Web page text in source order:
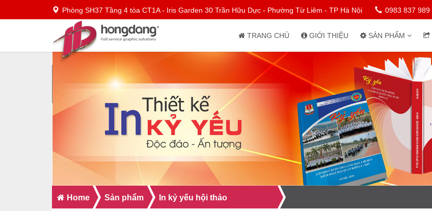
Phòng SH37 Tầng 4 tòa CT1A - Iris Garden 30 Trần Hữu Dực - Phường Từ Liêm - TP Hà Nội 0983 837 989
TRANG CHỦ GIỚI THIỆU SẢN PHẨM
Home Sản phẩm In kỷ yếu hội thảo